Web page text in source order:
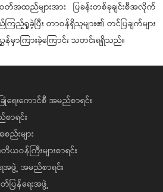
ဝတ်အထည်များအား ပြခန်းတစ်ခုချင်းစီအလိုက်
ည့်ရှုခဲ့ပြီး တာဝန်ရှိသူများ၏ တင်ပြချက်များ
မှာကြားခဲ့ကြောင်း သတင်းရရှိသည်။
ရေးကောင်စီ အမည်စာရင်း
ာရင်း
းများ
ယဝန်ကြီးများစာရင်း
အဖွဲ့ အမည်စာရင်း
ပြန်ရေးအဖွဲ့